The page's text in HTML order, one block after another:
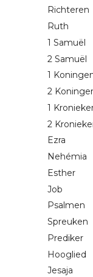
Richteren
Ruth
1 Samuël
2 Samuël
1
2
1
2
Ezra
Nehémia
Esther
Job
Psalmen
Spreuken
Prediker
Hooglied
Jesaja